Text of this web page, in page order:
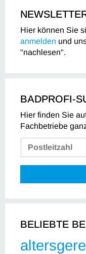
Hier können Sie
anmelden und
"nachlesen".
BADPROFI-
Hier finden Sie
Fachbetriebe
BELIEBTE